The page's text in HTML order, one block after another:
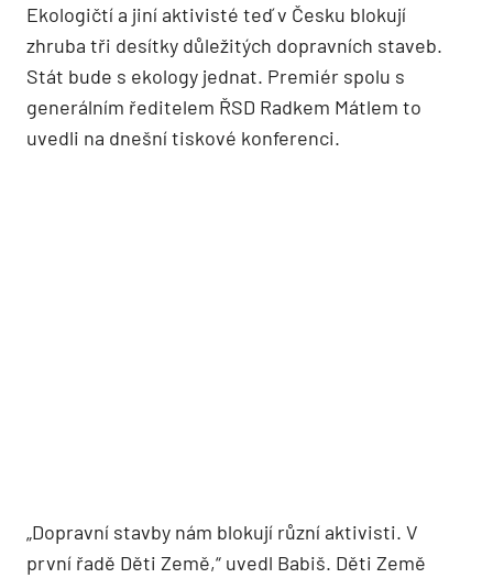
Ekologičtí a jiní aktivisté teď v Česku blokují
zhruba tři desítky důležitých dopravních staveb.
Stát bude s ekology jednat. Premiér spolu s
generálním ředitelem ŘSD Radkem Mátlem to
uvedli na dnešní tiskové konferenci.
„Dopravní stavby nám blokují různí aktivisti. V
první řadě Děti Země,“ uvedl Babiš. Děti Země